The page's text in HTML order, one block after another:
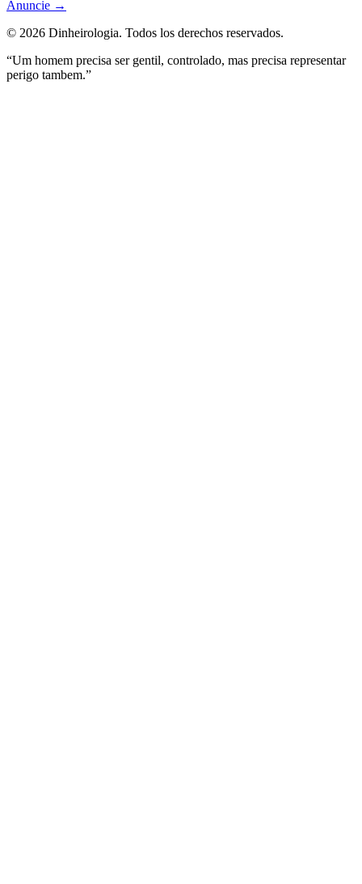
Anuncie →
© 2026 Dinheirologia. Todos los derechos reservados.
“Um homem precisa ser gentil, controlado, mas precisa representar
perigo tambem.”